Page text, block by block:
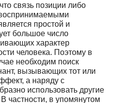
связь позиции либо
простой и
большое число
характер
человека. Поэтому в
необходим поиск
вызывающих тот или
а наряду с
использовать другие
частности, в упомянутом